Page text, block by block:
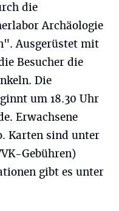
die
Archäologie
Ausgerüstet mit
Besucher die
Die
um 18.30 Uhr
Erwachsene
Karten sind unter
Gebühren)
gibt es unter